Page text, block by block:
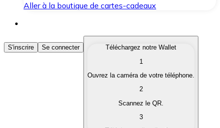
Aller à la boutique de cartes-cadeaux
Acheter des Cryptomonnaies
Achetez les cryptomonnaies qui vous intéressent
Convertissez vos cryptomonnaies en monnaie
S'inscrire Se connecter
Téléchargez notre Wallet
1
Ouvrez la caméra de votre téléphone.
2
Scannez le QR.
3